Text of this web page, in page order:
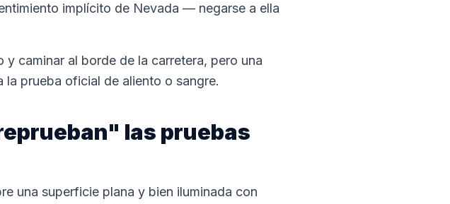
implícito de Nevada — negarse a ella
caminar al borde de la carretera, pero una
prueba oficial de aliento o sangre.
las pruebas
una superficie plana y bien iluminada con